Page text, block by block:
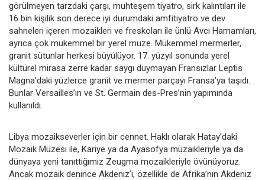
görülmeyen tarzdaki çarşı, muhteşem tiyatro, sirk kalıntıları ile
16 bin kişilik son derece iyi durumdaki amfitiyatro ve dev
sahneleri içeren mozaikleri ve freskoları ile ünlü Avcı Hamamları,
ayrıca çok mükemmel bir yerel müze. Mükemmel mermerler,
granit sütunlar herkesi büyülüyor. 17. yüzyıl sonunda yerel
kültürel mirasa zerre kadar saygı duymayan Fransızlar Leptis
Magna’daki yüzlerce granit ve mermer parçayı Fransa’ya taşıdı.
Bunlar Versailles’ın ve St. Germain des-Pres’nin yapımında
kullanıldı.
Libya mozaikseverler için bir cennet. Haklı olarak Hatay’daki
Mozaik Müzesi ile, Kariye ya da Ayasofya müzaikleriyle ya da
dünyaya yeni tanıttığımız Zeugma mozaikleriyle övünüyoruz.
Ancak mozaik denince Akdeniz’i, özellikle de Afrika’nın Akdeniz